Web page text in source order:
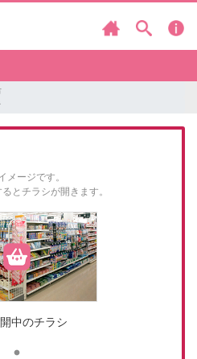
メージです。
とチラシが開きます。
中のチラシ